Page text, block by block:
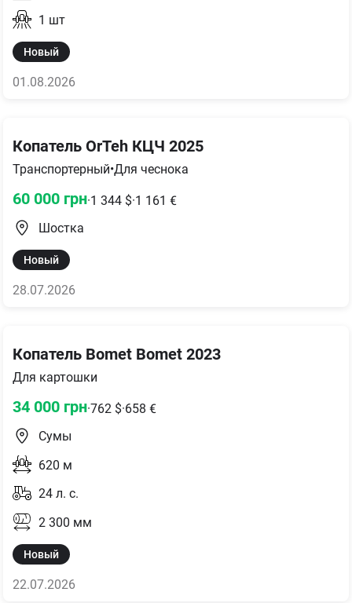
1 шт
Новый
01.08.2026
Копатель OrTeh КЦЧ 2025
Транспортерный•Для чеснока
60 000 грн·1 344 $·1 161 €
Шостка
Новый
28.07.2026
Копатель Bomet Bomet 2023
Для картошки
34 000 грн·762 $·658 €
Сумы
620 м
24 л. с.
2 300 мм
Новый
22.07.2026